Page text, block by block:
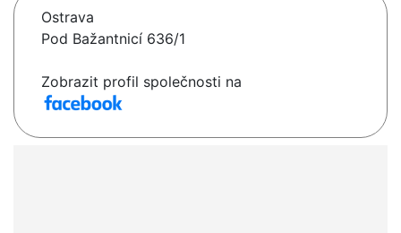
Ostrava
Pod Bažantnicí 636/1
Zobrazit profil společnosti na